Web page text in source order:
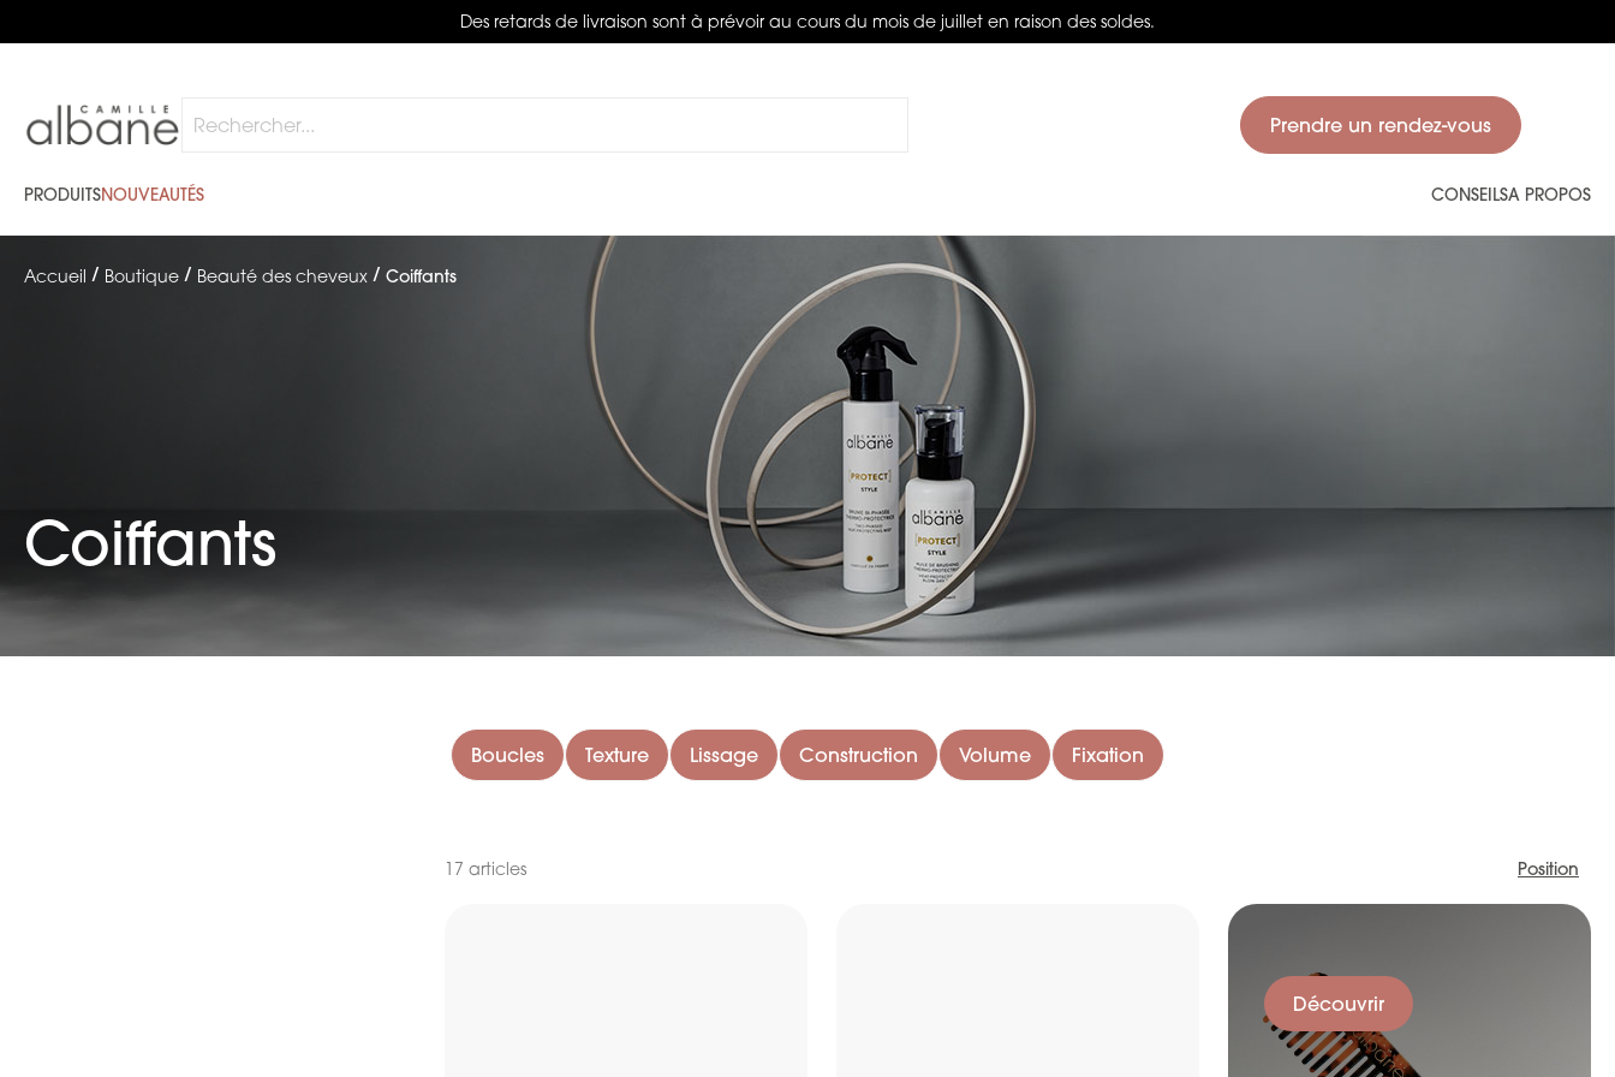
Des retards de livraison sont à prévoir au cours du mois de juillet en raison des soldes.
Prendre un rendez-vous
PRODUITSNOUVEAUTÉS CONSEILSA PROPOS
Accueil Boutique Beauté des cheveux Coiffants
Coiffants
Boucles Texture Lissage Construction Volume Fixation
17 articles Position
Découvrir